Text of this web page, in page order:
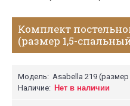
Комплект
(размер 1,5-
Модель: Asabella 219
Наличие: Нет в наличии